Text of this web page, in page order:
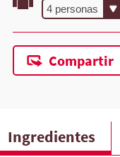
Compartir
Ingredientes